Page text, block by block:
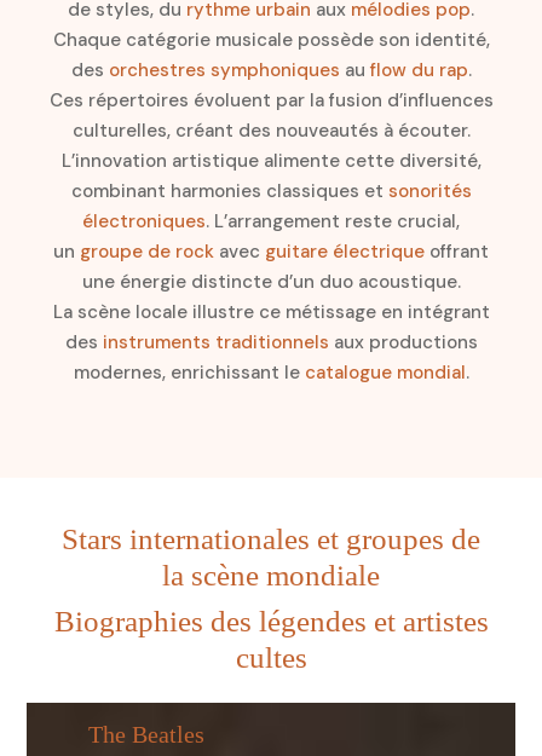
de styles, du rythme urbain aux mélodies pop.
Chaque catégorie musicale possède son identité,
des orchestres symphoniques au flow du rap.
Ces répertoires évoluent par la fusion d’influences
culturelles, créant des nouveautés à écouter.
L’innovation artistique alimente cette diversité,
combinant harmonies classiques et sonorités
électroniques. L’arrangement reste crucial,
un groupe de rock avec guitare électrique offrant
une énergie distincte d’un duo acoustique.
La scène locale illustre ce métissage en intégrant
des instruments traditionnels aux productions
modernes, enrichissant le catalogue mondial.
Stars internationales et groupes de
la scène mondiale
Biographies des légendes et artistes
cultes
The Beatles